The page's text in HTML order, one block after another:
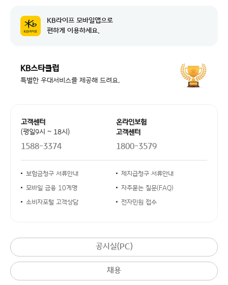
교통경찰업무관리시스템 점검에 따른 일부...
시스템 업그레이드 작업에 따른 서비스 ... 공지 날짜
2026-08-04
공지 날짜
2026-08-07
시스템 업그레이드 작업에 따른 서비스 ...
KB라이프 모바일앱으로
편하게 이용하세요.
KB스타클럽
특별한 우대서비스를 제공해 드려요.
고객센터 안내
고객센터
(평일9시 ~ 18시)
1588-3374
온라인보험
고객센터
1800-3579
안내사항 링크
보험금청구 서류안내
제지급청구 서류안내
모바일 금융 10계명
자주묻는 질문(FAQ)
소비자포털 고객상담
전자민원 접수
공시실(PC)
채용